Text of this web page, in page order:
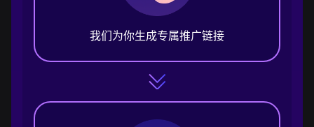
我们为你生成专属推广链接